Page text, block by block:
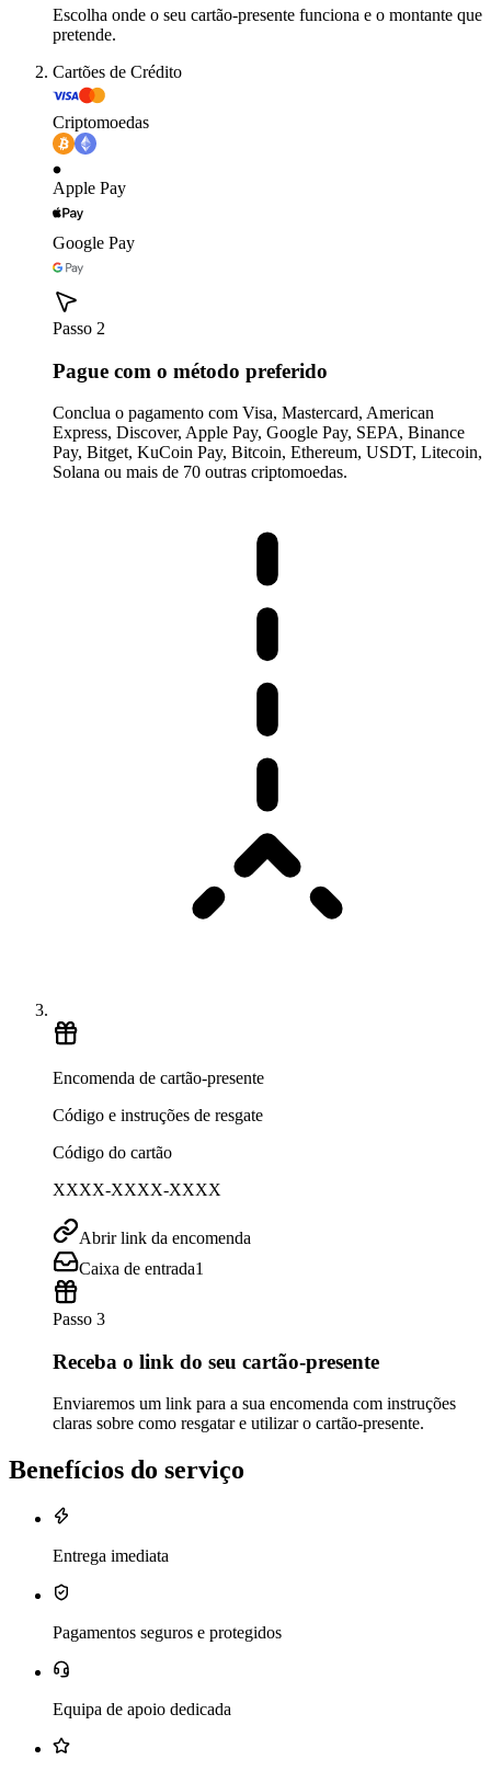
Escolha onde o seu cartão-presente funciona e o montante que
pretende.
Cartões de Crédito
Criptomoedas
Apple Pay
Google Pay
Passo 2
Pague com o método preferido
Conclua o pagamento com Visa, Mastercard, American
Express, Discover, Apple Pay, Google Pay, SEPA, Binance
Pay, Bitget, KuCoin Pay, Bitcoin, Ethereum, USDT, Litecoin,
Solana ou mais de 70 outras criptomoedas.
Encomenda de cartão-presente
Código e instruções de resgate
Código do cartão
XXXX-XXXX-XXXX
Abrir link da encomenda
Caixa de entrada1
Passo 3
Receba o link do seu cartão-presente
Enviaremos um link para a sua encomenda com instruções
claras sobre como resgatar e utilizar o cartão-presente.
Benefícios do serviço
Entrega imediata
Pagamentos seguros e protegidos
Equipa de apoio dedicada